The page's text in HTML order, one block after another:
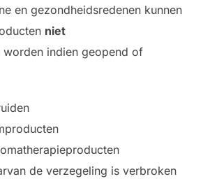
en gezondheidsredenen kunnen
niet
worden indien geopend of
de verzegeling is verbroken